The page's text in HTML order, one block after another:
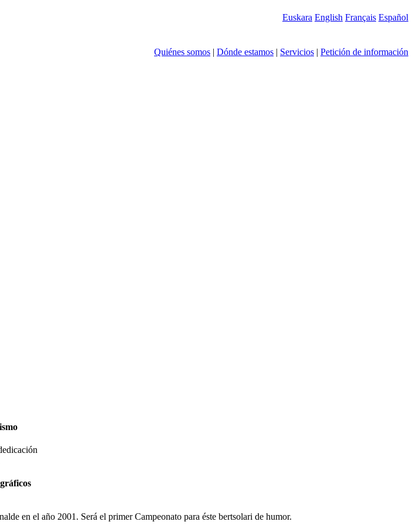
Euskara English Français Español
Quiénes somos | Dónde estamos | Servicios | Petición de información
en el año 2001. Será el primer Campeonato para éste bertsolari de humor.